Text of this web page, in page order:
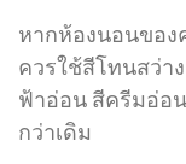
หากห้องนอนขอ
ควรใช้สีโทนสว่า
ฟ้าอ่อน สีครีมอ่อ
กว่าเดิม